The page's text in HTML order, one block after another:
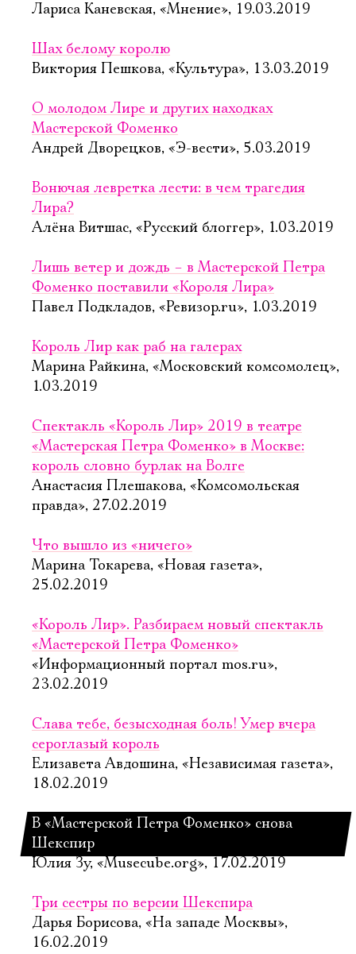
Лариса Каневская, «Мнение», 19.03.2019
Шах белому королю
Виктория Пешкова, «Культура», 13.03.2019
О молодом Лире и других находках
Мастерской Фоменко
Андрей Дворецков, «Э-вести», 5.03.2019
Вонючая левретка лести: в чем трагедия
Лира?
Алёна Витшас, «Русский блоггер», 1.03.2019
Лишь ветер и дождь – в Мастерской Петра
Фоменко поставили «Короля Лира»
Павел Подкладов, «Ревизор.ru», 1.03.2019
Король Лир как раб на галерах
Марина Райкина, «Московский комсомолец»,
1.03.2019
Спектакль «Король Лир» 2019 в театре
«Мастерская Петра Фоменко» в Москве:
король словно бурлак на Волге
Анастасия Плешакова, «Комсомольская
правда», 27.02.2019
Что вышло из «ничего»
Марина Токарева, «Новая газета»,
25.02.2019
«Король Лир». Разбираем новый спектакль
«Мастерской Петра Фоменко»
«Информационный портал mos.ru»,
23.02.2019
Слава тебе, безысходная боль! Умер вчера
сероглазый король
Елизавета Авдошина, «Независимая газета»,
18.02.2019
В «Мастерской Петра Фоменко» снова
Шекспир
Юлия Зу, «Musecube.org», 17.02.2019
Три сестры по версии Шекспира
Дарья Борисова, «На западе Москвы»,
16.02.2019